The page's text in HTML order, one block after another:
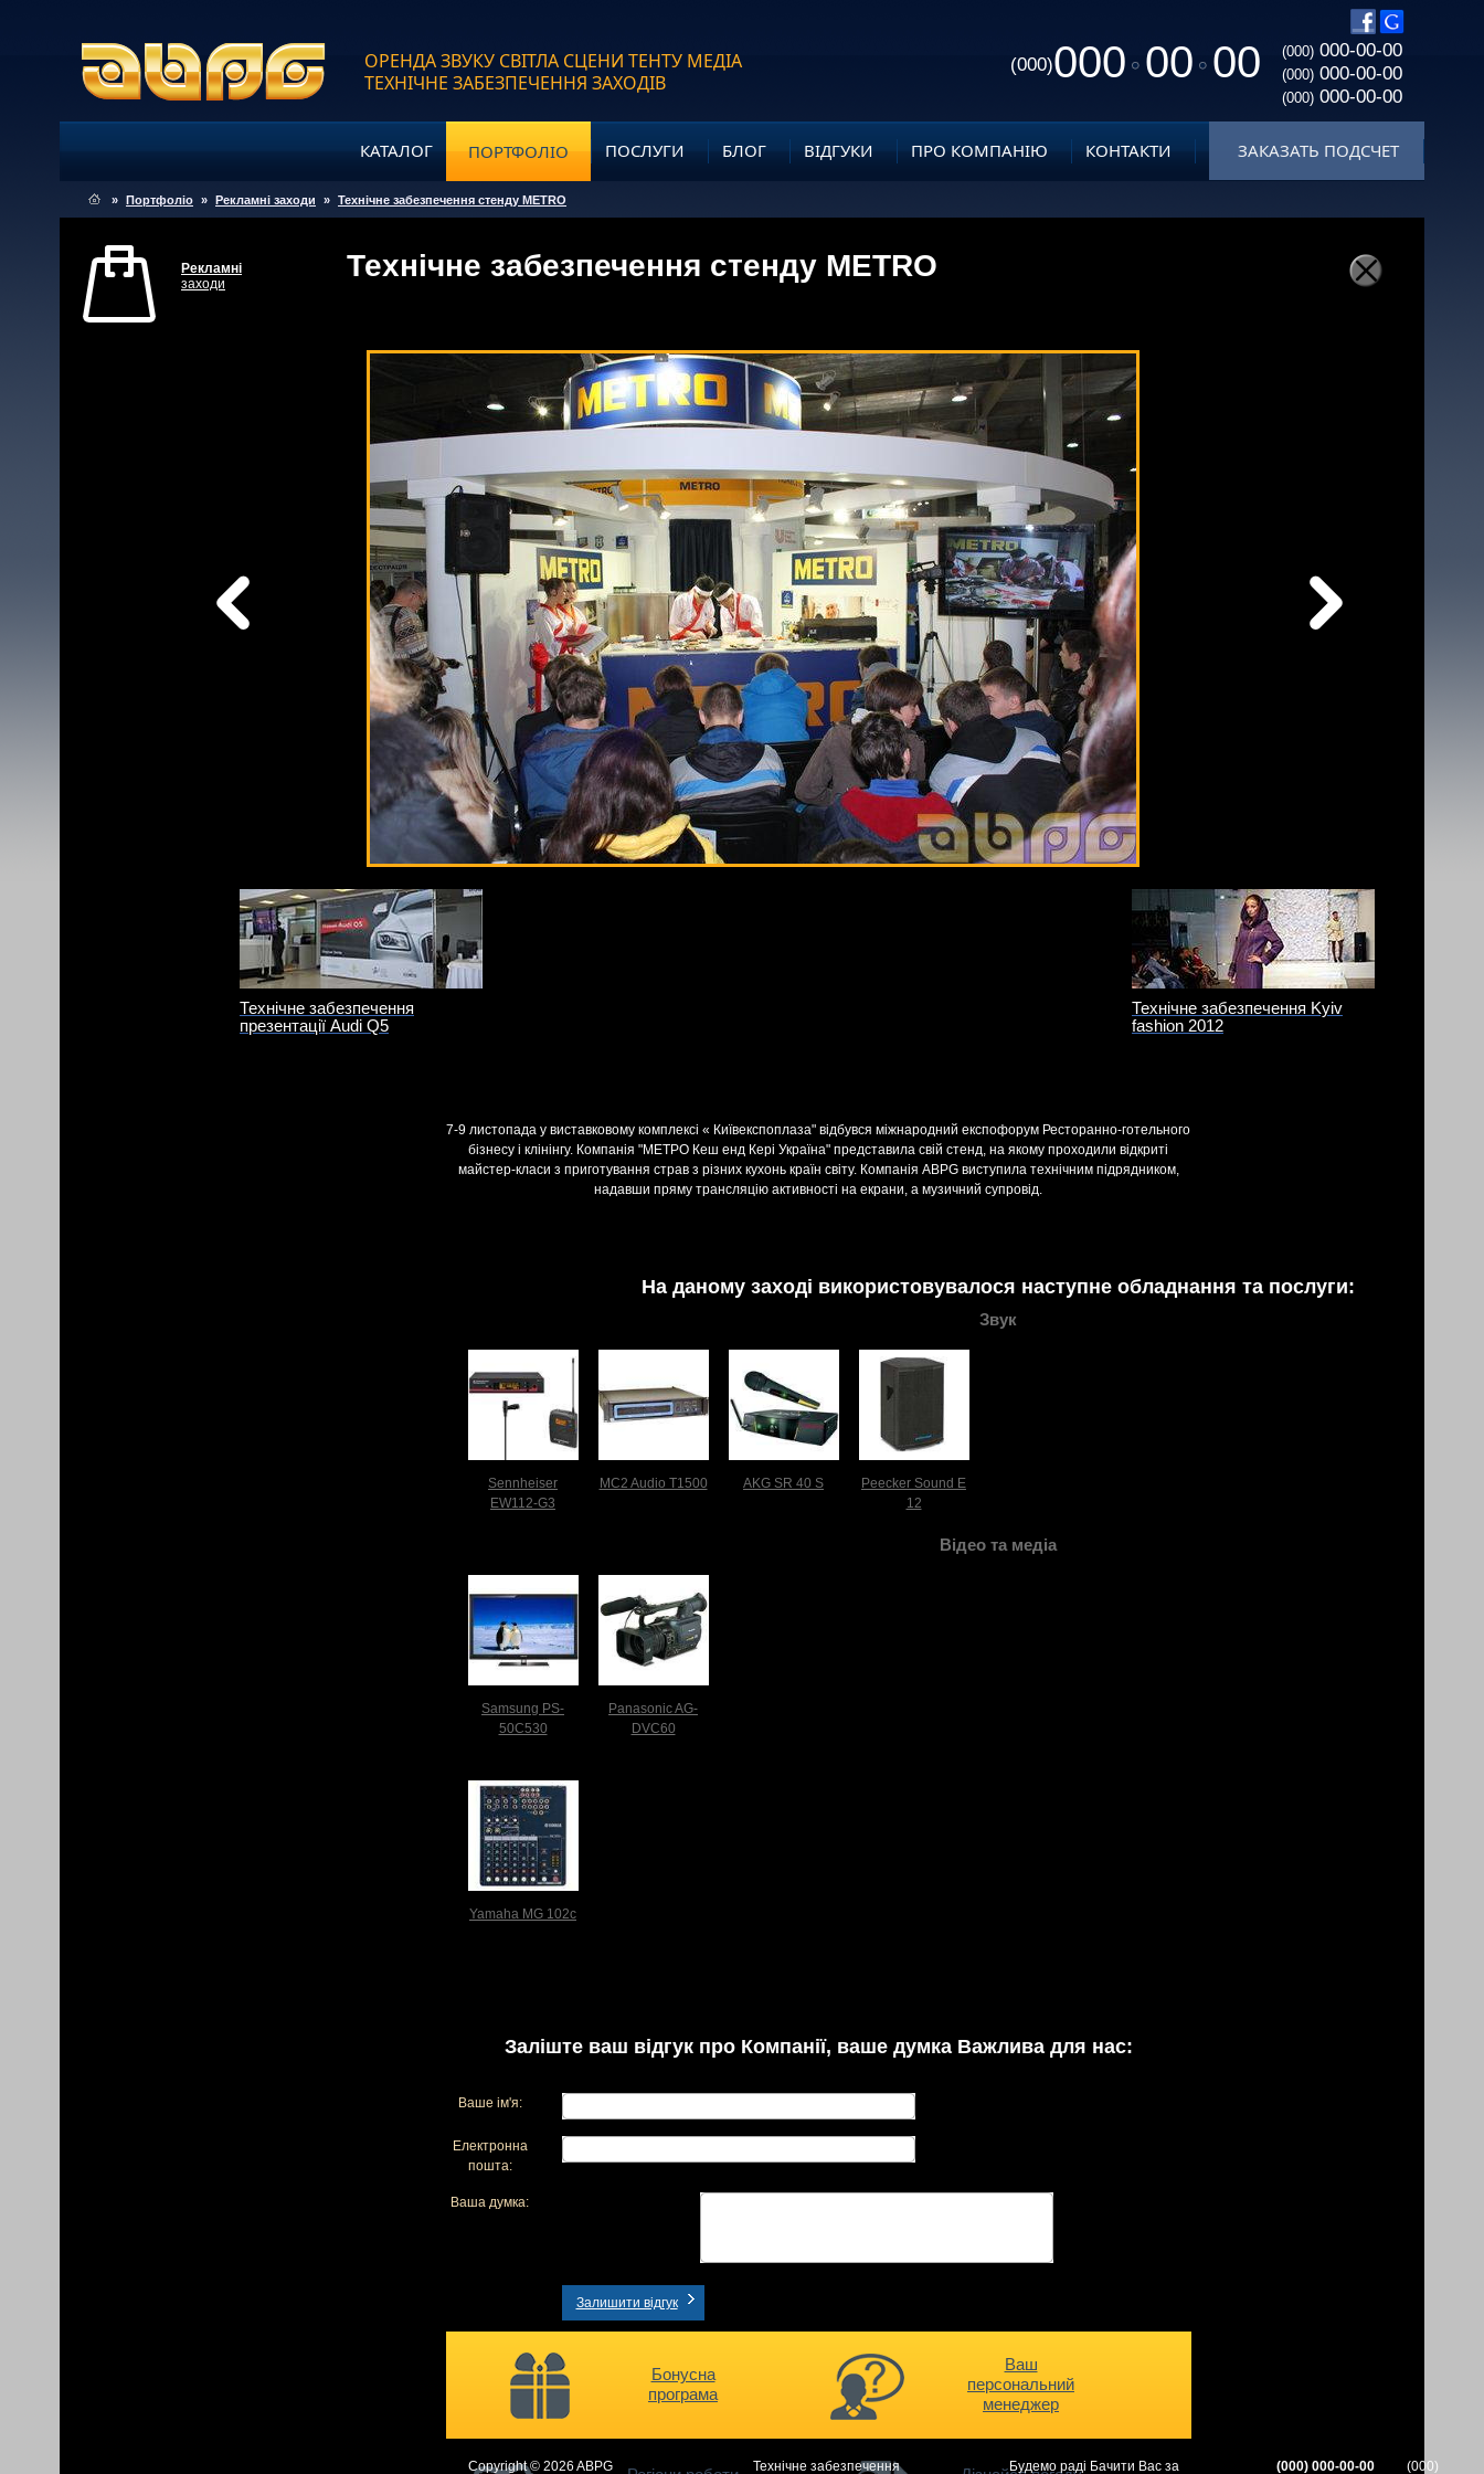
ОРЕНДА ЗВУКУ СВІТЛА СЦЕНИ ТЕНТУ МЕДІА
ТЕХНІЧНЕ ЗАБЕЗПЕЧЕННЯ ЗАХОДІВ
(000)000 00 00 (000) 000-00-00
(000) 000-00-00
(000) 000-00-00
КАТАЛОГ ПОРТФОЛІО ПОСЛУГИ БЛОГ ВІДГУКИ ПРО КОМПАНІЮ КОНТАКТИ ЗАКАЗАТЬ ПОДСЧЕТ
» Портфоліо » Рекламні заходи » Технічне забезпечення стенду METRO
Рекламні
заходи
Технічне забезпечення стенду METRO
Технічне забезпечення
презентації Audi Q5
Технічне забезпечення Kyiv
fashion 2012
7-9 листопада у виставковому комплексі « Київекспоплаза" відбувся міжнародний експофорум Ресторанно-готельного
бізнесу і клінінгу. Компанія "МЕТРО Кеш енд Кері Україна" представила свій стенд, на якому проходили відкриті
майстер-класи з приготування страв з різних кухонь країн світу. Компанія ABPG виступила технічним підрядником,
надавши пряму трансляцію активності на екрани, а музичний супровід.
На даному заході використовувалося наступне обладнання та послуги:
Звук
Sennheiser
EW112-G3
MC2 Audio T1500 AKG SR 40 S
Peecker Sound E
12
Відео та медіа
Samsung PS-
50C530
Panasonic AG-
DVC60
Yamaha MG 102c
Заліште ваш відгук про Компанії, ваше думка Важлива для нас:
Ваше ім'я:
Електронна
пошта:
Ваша думка:
Залишити відгук
Бонусна
програма
Ваш
персональний
менеджер
Copyright © 2026 ABPG Технічне забезпечення Будемо раді Бачити Вас за (000) 000-00-00 (000)